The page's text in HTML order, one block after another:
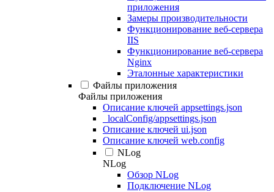
приложения
Замеры производительности
Функционирование веб-сервера
IIS
Функционирование веб-сервера
Nginx
Эталонные характеристики
Файлы приложения
Файлы приложения
Описание ключей appsettings.json
_localConfig/appsettings.json
Описание ключей ui.json
Описание ключей web.config
NLog
NLog
Обзор NLog
Подключение NLog